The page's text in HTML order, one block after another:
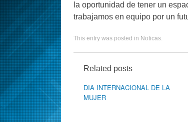
la oportunidad de tener un
trabajamos en equipo por un
This entry was posted in Noticas.
Related posts
DIA INTERNACIONAL DE LA
MUJER